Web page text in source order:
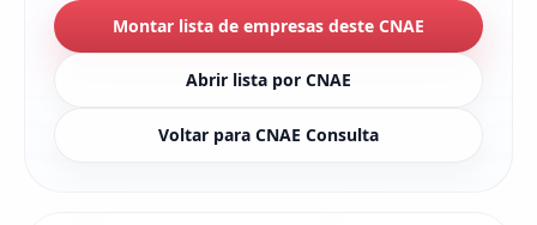
Montar lista de empresas deste CNAE
Abrir lista por CNAE
Voltar para CNAE Consulta